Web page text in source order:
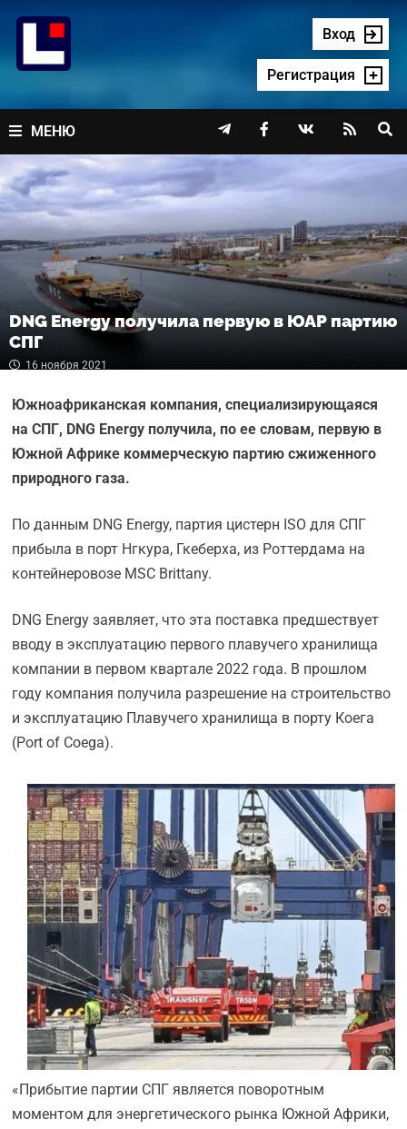
содержимому
Вход
Регистрация
МЕНЮ    
DNG Energy получила первую в ЮАР партию
СПГ
16 ноября 2021
Южноафриканская компания, специализирующаяся
на СПГ, DNG Energy получила, по ее словам, первую в
Южной Африке коммерческую партию сжиженного
природного газа.
По данным DNG Energy, партия цистерн ISO для СПГ
прибыла в порт Нгкура, Гкеберха, из Роттердама на
контейнеровозе MSC Brittany.
DNG Energy заявляет, что эта поставка предшествует
вводу в эксплуатацию первого плавучего хранилища
компании в первом квартале 2022 года. В прошлом
году компания получила разрешение на строительство
и эксплуатацию Плавучего хранилища в порту Коега
(Port of Coega).
«Прибытие партии СПГ является поворотным
моментом для энергетического рынка Южной Африки,